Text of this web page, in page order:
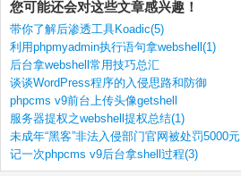
您可能还会对这些文章感兴趣！
带你了解后渗透工具Koadic(5)
利用phpmyadmin执行语句拿webshell(1)
后台拿webshell常用技巧总汇
谈谈WordPress程序的入侵思路和防御
phpcms v9前台上传头像getshell
服务器提权之webshell提权总结(1)
未成年“黑客”非法入侵部门官网被处罚5000元
记一次phpcms v9后台拿shell过程(3)